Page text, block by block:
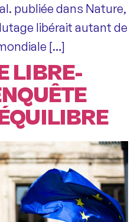
publiée dans Nature,
libérait autant de
[…]
LIBRE-